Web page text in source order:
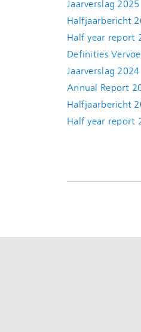
Jaarverslag 2025
Halfjaarbericht
Half year report
Definities
Jaarverslag 2024
Annual Report
Halfjaarbericht
Half year report